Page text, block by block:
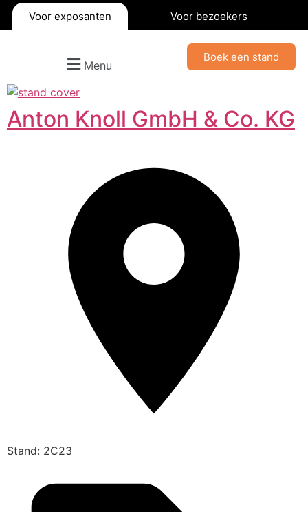
Voor exposanten Voor bezoekers
Menu
Boek een stand
Anton Knoll GmbH & Co. KG
Stand: 2C23